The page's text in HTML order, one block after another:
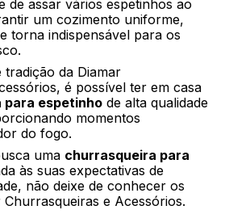
de assar vários espetinhos ao
um cozimento uniforme,
torna indispensável para os
tradição da Diamar
é possível ter em casa
para espetinho de alta qualidade
momentos
do fogo.
uma churrasqueira para
às suas expectativas de
não deixe de conhecer os
e Acessórios.